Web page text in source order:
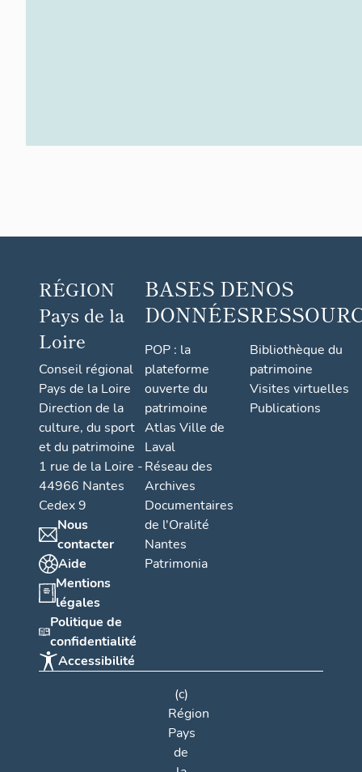
RÉGION
Pays de la
Loire
Conseil régional
Pays de la Loire
Direction de la
culture, du sport
et du patrimoine
1 rue de la Loire -
44966 Nantes
Cedex 9
Nous
contacter
Aide
Mentions
légales
Politique de
confidentialité
Accessibilité
BASES DE
DONNÉES
POP : la
plateforme
ouverte du
patrimoine
Atlas Ville de
Laval
Réseau des
Archives
Documentaires
de l'Oralité
Nantes
Patrimonia
NOS
Bibliothèque du
patrimoine
Visites virtuelles
Publications
(c)
Région
Pays
de